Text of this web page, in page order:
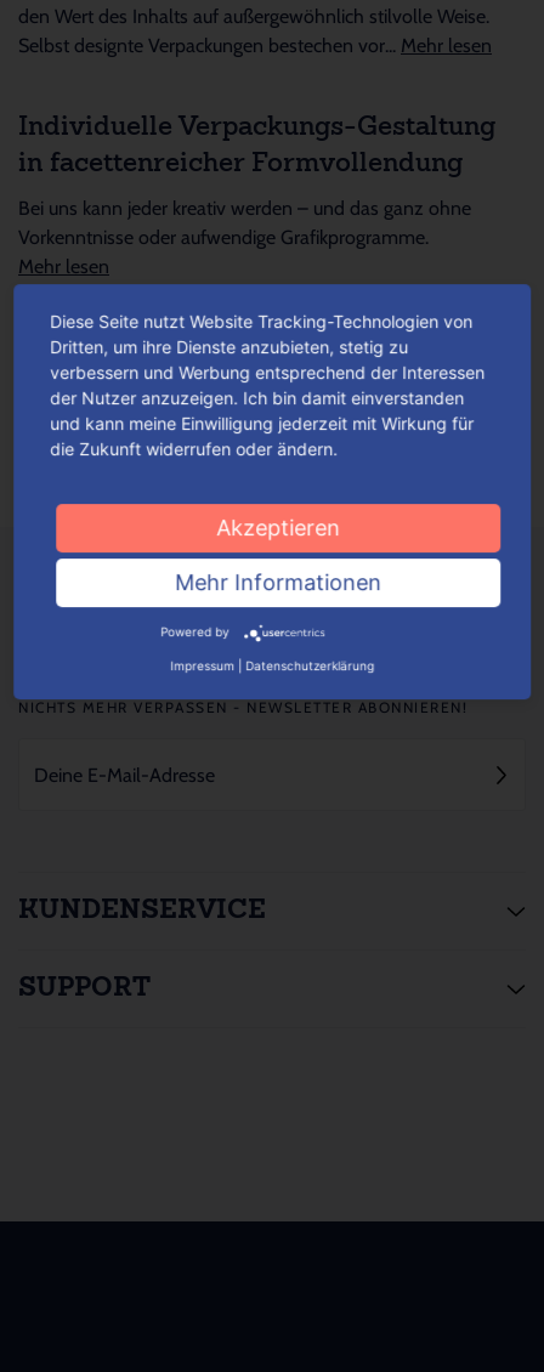
den Wert des Inhalts auf außergewöhnlich stilvolle Weise.
Selbst designte Verpackungen bestechen vor... Mehr lesen
Individuelle Verpackungs-Gestaltung
in facettenreicher Formvollendung
Bei uns kann jeder kreativ werden – und das ganz ohne
Vorkenntnisse oder aufwendige Grafikprogramme.
Mehr lesen
Verpackungsgröße selbst bestimmen
Nicht nur die Optik spielt eine wesentliche Rolle, wie eine
Verpackung wahrgenommen und bewertet wird. Auch die
Form, Größe, Funktionalität und das Handling...
KUNDENSERVICE
SUPPORT
NICHTS MEHR VERPASSEN - NEWSLETTER ABONNIEREN!
Diese Seite nutzt Website Tracking-Technologien von
Dritten, um ihre Dienste anzubieten, stetig zu
verbessern und Werbung entsprechend der Interessen
der Nutzer anzuzeigen. Ich bin damit einverstanden
und kann meine Einwilligung jederzeit mit Wirkung für
die Zukunft widerrufen oder ändern.
Akzeptieren
Mehr Informationen
Powered by
Impressum Datenschutzerklärung